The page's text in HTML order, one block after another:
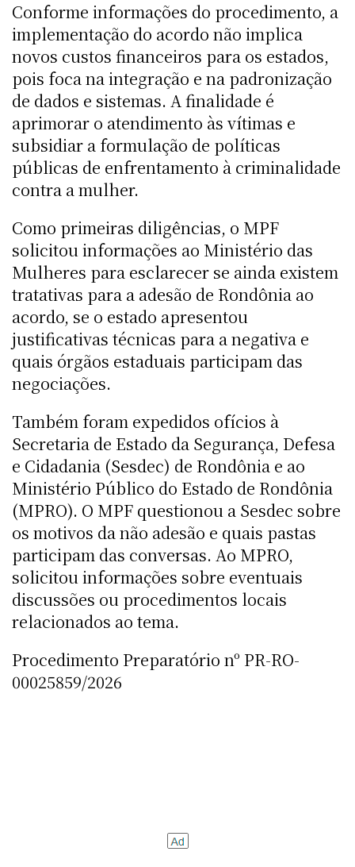
Conforme informações do procedimento, a
implementação do acordo não implica
novos custos financeiros para os estados,
pois foca na integração e na padronização
de dados e sistemas. A finalidade é
aprimorar o atendimento às vítimas e
subsidiar a formulação de políticas
públicas de enfrentamento à criminalidade
contra a mulher.
Como primeiras diligências, o MPF
solicitou informações ao Ministério das
Mulheres para esclarecer se ainda existem
tratativas para a adesão de Rondônia ao
acordo, se o estado apresentou
justificativas técnicas para a negativa e
quais órgãos estaduais participam das
negociações.
Também foram expedidos ofícios à
Secretaria de Estado da Segurança, Defesa
e Cidadania (Sesdec) de Rondônia e ao
Ministério Público do Estado de Rondônia
(MPRO). O MPF questionou a Sesdec sobre
os motivos da não adesão e quais pastas
participam das conversas. Ao MPRO,
solicitou informações sobre eventuais
discussões ou procedimentos locais
relacionados ao tema.
Procedimento Preparatório nº PR-RO-
00025859/2026